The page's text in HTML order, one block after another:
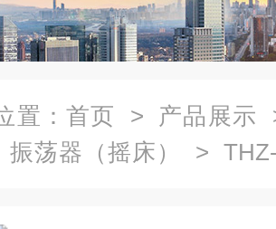
置： 首页 > 产品展示
振荡器（摇床）
>